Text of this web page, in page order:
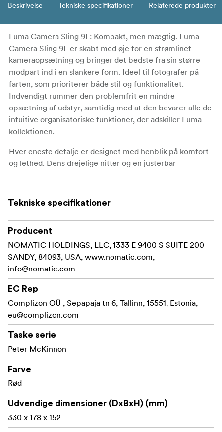
Beskrivelse Tekniske specifikationer Relaterede produkter
Luma Camera Sling 9L: Kompakt, men mægtig. Luma
Camera Sling 9L er skabt med øje for en strømlinet
kameraopsætning og bringer det bedste fra sin større
modpart ind i en slankere form. Ideel til fotografer på
farten, som prioriterer både stil og funktionalitet.
Indvendigt rummer den problemfrit en mindre
opsætning af udstyr, samtidig med at den bevarer alle de
intuitive organisatoriske funktioner, der adskiller Luma-
kollektionen.
Hver eneste detalje er designet med henblik på komfort
og lethed. Dens drejelige nitter og en justerbar
Sikre, men lettilgængelige rum? Ja tak.
En udvendig lomme på låget giver hurtig adgang til de
vigtigste ting, mens de magnetiske lukninger beskytter
dit udstyr, selv hvis du glemmer at lyne op. Indvendigt
afslører en lynlåslomme to strækbare netlommer, som
sikrer, at hvert stykke udstyr har sin plads. For de
æstetisk bevidste kan du vælge mellem fire forskellige
farver, der passer til din unikke stil.
Luma Camera Sling 9L er designet med holdbare
materialer, fra den robuste metalramme, der bevarer sin
form, til det indvendige Nylex, der holder velcrobåndene
på plads, og den bærer ikke bare udstyr - den supplerer
fotografen.
Tekniske specifikationer
Producent
NOMATIC HOLDINGS, LLC, 1333 E 9400 S SUITE 200
SANDY, 84093, USA, www.nomatic.com,
info@nomatic.com
EC Rep
Complizon OÜ , Sepapaja tn 6, Tallinn, 15551, Estonia,
eu@complizon.com
Taske serie
Peter McKinnon
Farve
Rød
Udvendige dimensioner (DxBxH) (mm)
330 x 178 x 152